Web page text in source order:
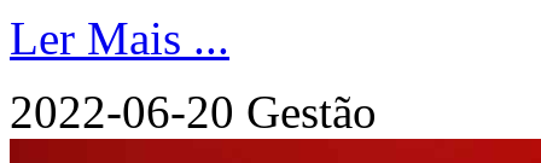
Ler Mais ...
2022-06-20 Gestão